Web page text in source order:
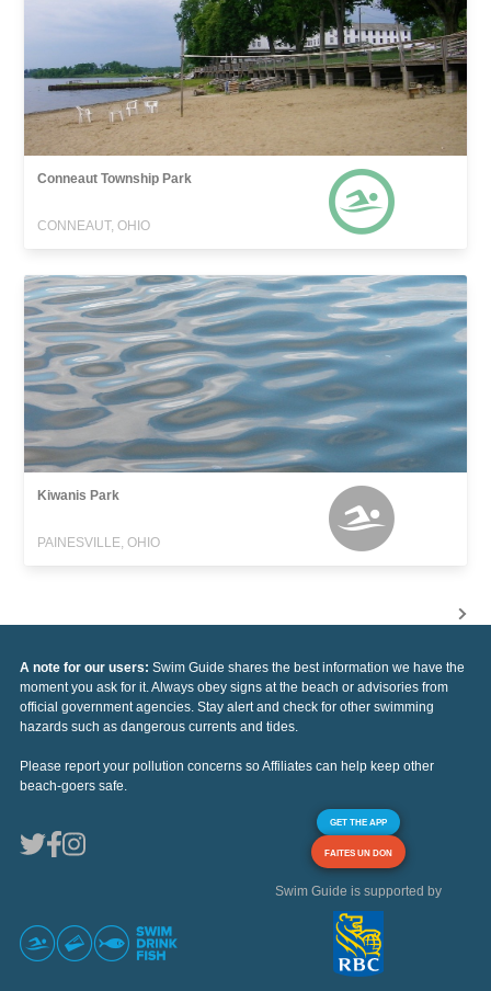
Conneaut Township Park
CONNEAUT, OHIO
Kiwanis Park
PAINESVILLE, OHIO
A note for our users: Swim Guide shares the best information we have the
moment you ask for it. Always obey signs at the beach or advisories from
official government agencies. Stay alert and check for other swimming
hazards such as dangerous currents and tides.
Please report your pollution concerns so Affiliates can help keep other
beach-goers safe.
GET THE APP
FAITES UN DON
Swim Guide is supported by